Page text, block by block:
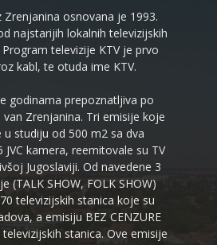
Zrenjanina osnovana je 1993.
najstarijih lokalnih televizijskih
televizije KTV je prvo
kabl, te otuda ime KTV.
godinama prepoznatljiva po
Zrenjanina. Tri emisije koje
u studiju od 500 m2 sa dva
JVC kamera, reemitovale su TV
Jugoslaviji. Od navedene 3
(TALK SHOW, FOLK SHOW)
televizijskih stanica koje su
a emisiju BEZ CENZURE
stanica. Ove emisije